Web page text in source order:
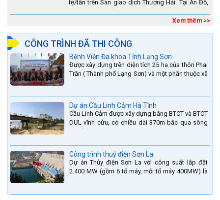
tệ/tấn trên Sàn giao dịch Thượng Hải. Tại Ấn Độ,
Xem thêm >>
CÔNG TRÌNH ĐÃ THI CÔNG
Bệnh Viện Đa khoa Tỉnh Lạng Sơn
Được xây dựng trên diện tích 25 ha của thôn Phai
Trần ( Thành phố Lạng Sơn) và một phần thuộc xã
Dự án Cầu Linh Cảm Hà Tĩnh
Cầu Linh Cảm được xây dựng bằng BTCT và BTCT
DƯL vĩnh cửu, có chiều dài 370m bắc qua sông
Công trình thuỷ điện Sơn La
Dự án Thủy điện Sơn La với công suất lắp đặt
2.400 MW (gồm 6 tổ máy, mỗi tổ máy 400MW) là